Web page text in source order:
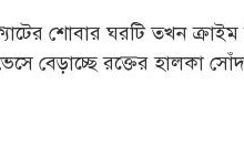
শোবার ঘরটি তখন
বেড়াচ্ছে রক্তের হালকা